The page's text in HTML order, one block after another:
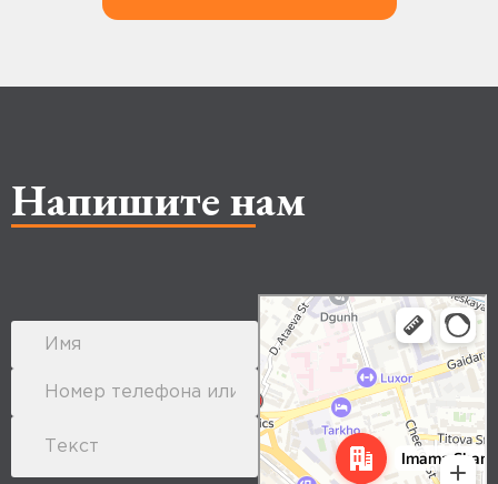
Напишите нам
Makhachkala
Yandex Maps: search for places,
transport, and routes